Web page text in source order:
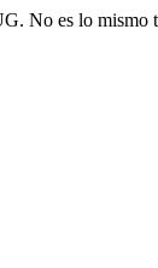
es lo mismo